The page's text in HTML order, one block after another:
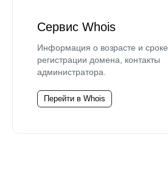
Сервис Whois
Информация о возрасте и сроке
регистрации домена, контакты
администратора.
Перейти в Whois